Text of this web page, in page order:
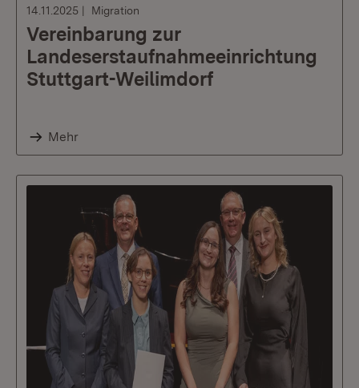
14.11.2025 Migration
Vereinbarung zur
Landeserstaufnahmeeinrichtung
Stuttgart-Weilimdorf
Mehr